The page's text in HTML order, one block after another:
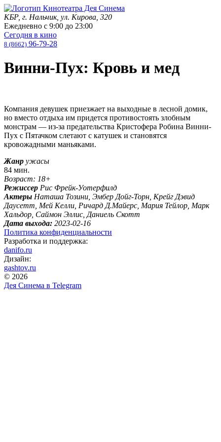
КБР, г. Нальчик, ул. Кирова, 320
Ежедневно с 9:00 до 23:00
Сегодня в кино
8 (8662) 96-79-28
Винни-Пух: Кровь и мед
Компания девушек приезжает на выходные в лесной домик,
но вместо отдыха им придется противостоять злобным
монстрам — из-за предательства Кристофера Робина Винни-
Пух с Пятачком слетают с катушек и становятся
кровожадными маньяками.
Жанр ужасы
84 мин.
Возраст: 18+
Режиссер Рис Фрейк-Уотерфилд
Актеры Наташа Тозини, Эмбер Дойг-Торн, Крейг Дэвид
Даусетт, Мей Келли, Ричард Д.Майерс, Мария Тейлор, Марк
Хальдор, Саймон Эллис, Даниель Скотт
Дата выхода: 2023-02-16
Политика конфиденциальности
Разработка и поддержка:
danifo.ru
Дизайн:
gashtov.ru
© 2026
Дея Синема в Telegram